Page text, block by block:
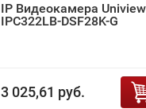
IP Видеокамера Uniview
IPC322LB-DSF28K-G
3 025,61 руб.